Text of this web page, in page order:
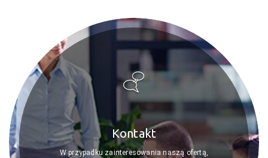
Kontakt
W przypadku zainteresowania naszą ofertą,